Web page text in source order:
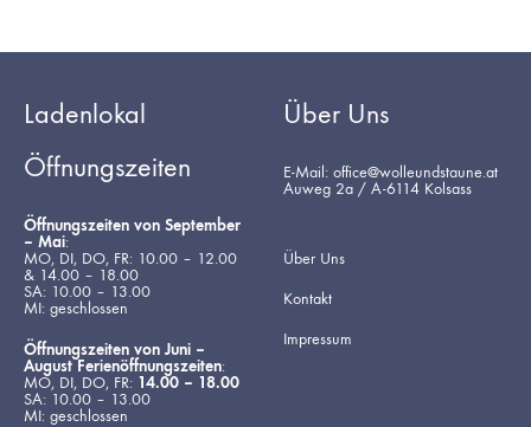
Ladenlokal
Öffnungszeiten
Öffnungszeiten von September
– Mai:
MO, DI, DO, FR: 10.00 – 12.00
& 14.00 – 18.00
SA: 10.00 – 13.00
MI: geschlossen
Öffnungszeiten von Juni –
August Ferienöffnungszeiten:
MO, DI, DO, FR: 14.00 – 18.00
SA: 10.00 – 13.00
MI: geschlossen
Über Uns
E-Mail: office@wolleundstaune.at
Auweg 2a / A-6114 Kolsass
Über Uns
Kontakt
Impressum